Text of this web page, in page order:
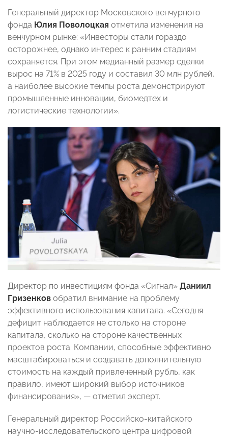
Генеральный директор Московского венчурного
фонда Юлия Поволоцкая отметила изменения на
венчурном рынке: «Инвесторы стали гораздо
осторожнее, однако интерес к ранним стадиям
сохраняется. При этом медианный размер сделки
вырос на 71% в 2025 году и составил 30 млн рублей,
а наиболее высокие темпы роста демонстрируют
промышленные инновации, биомедтех и
логистические технологии».
Директор по инвестициям фонда «Сигнал» Даниил
Гризенков обратил внимание на проблему
эффективного использования капитала. «Сегодня
дефицит наблюдается не столько на стороне
капитала, сколько на стороне качественных
проектов роста. Компании, способные эффективно
масштабироваться и создавать дополнительную
стоимость на каждый привлеченный рубль, как
правило, имеют широкий выбор источников
финансирования», — отметил эксперт.
Генеральный директор Российско-китайского
научно-исследовательского центра цифровой